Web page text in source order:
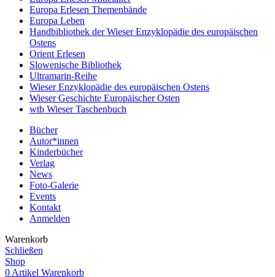
Europa Erlesen Themenbände
Europa Leben
Handbibliothek der Wieser Enzyklopädie des europäischen
Ostens
Orient Erlesen
Slowenische Bibliothek
Ultramarin-Reihe
Wieser Enzyklopädie des europäischen Ostens
Wieser Geschichte Europäischer Osten
wtb Wieser Taschenbuch
Bücher
Autor*innen
Kinderbücher
Verlag
News
Foto-Galerie
Events
Kontakt
Anmelden
Warenkorb
Schließen
Shop
0 Artikel Warenkorb